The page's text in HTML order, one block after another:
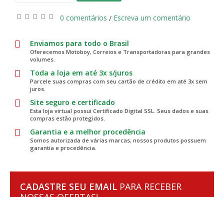
0 comentários / Escreva um comentário
Enviamos para todo o Brasil
Oferecemos Motoboy, Correios e Transportadoras para grandes
volumes.
Toda a loja em até 3x s/juros
Parcele suas compras com seu cartão de crédito em até 3x sem
juros.
Site seguro e certificado
Esta loja virtual possui Certificado Digital SSL. Seus dados e suas
compras estão protegidos.
Garantia e a melhor procedência
Somos autorizada de várias marcas, nossos produtos possuem
garantia e procedência.
CADASTRE SEU EMAIL PARA RECEBER